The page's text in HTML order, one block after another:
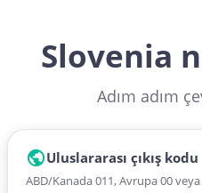
Slovenia
Adım adım
Uluslararası çıkış kodu
ABD/Kanada 011, Avrupa 00